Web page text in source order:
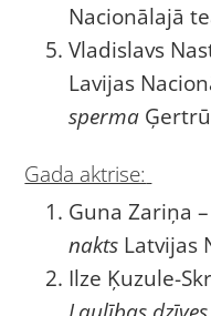
Nacionālajā
Vladislavs
Lavijas
sperma
Gada aktrise:
Guna Zariņa
nakts Latvijas
Ilze Ķuzule-